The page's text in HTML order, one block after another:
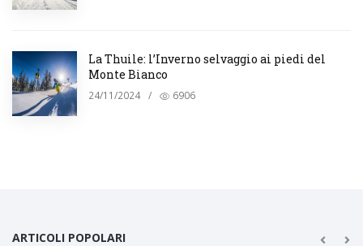
La Thuile: l’Inverno selvaggio ai piedi del
Monte Bianco
24/11/2024 / 6906
ARTICOLI POPOLARI